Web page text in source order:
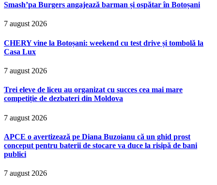
Smash’pa Burgers angajează barman și ospătar în Botoșani
7 august 2026
CHERY vine la Botoșani: weekend cu test drive și tombolă la
Casa Lux
7 august 2026
Trei eleve de liceu au organizat cu succes cea mai mare
competiție de dezbateri din Moldova
7 august 2026
APCE o avertizează pe Diana Buzoianu că un ghid prost
conceput pentru baterii de stocare va duce la risipă de bani
publici
7 august 2026